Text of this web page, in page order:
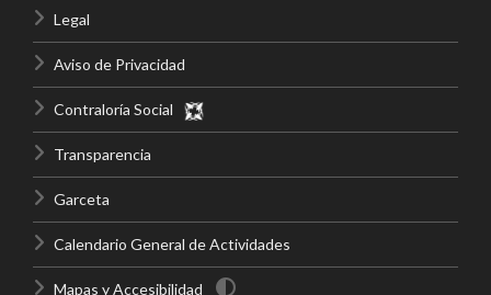
Legal
Aviso de Privacidad
Contraloría Social
Transparencia
Garceta
Calendario General de Actividades
Mapas y Accesibilidad